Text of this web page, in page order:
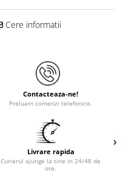
Cere informatii
Contacteaza-ne!
Preluam comenzi telefonice.
Livrare rapida
Curierul ajunge la tine in 24/48 de
ore.